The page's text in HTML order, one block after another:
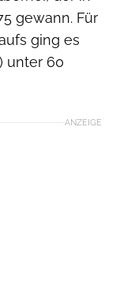
gewann. Für
ging es
unter 60
ANZEIGE